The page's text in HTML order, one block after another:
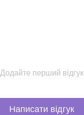
Додайте перший відгук
Написати відгук